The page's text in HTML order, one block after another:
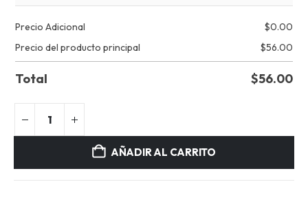
Precio Adicional $0.00
Precio del producto principal
$56.00
Total $56.00
AÑADIR AL CARRITO